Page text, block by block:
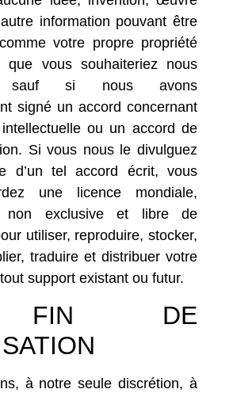
information pouvant être
votre propre propriété
que vous souhaiteriez nous
sauf si nous avons
signé un accord concernant
ou un accord de
Si vous nous le divulguez
d’un tel accord écrit, vous
une licence mondiale,
non exclusive et libre de
utiliser, reproduire, stocker,
traduire et distribuer votre
support existant ou futur.
DE
à notre seule discrétion, à